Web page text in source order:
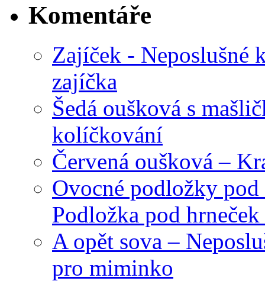
Komentáře
Zajíček - Neposlušné
zajíčka
Šedá oušková s
kolíčkování
Červená oušková –
Ovocné podložky
Podložka pod
A opět sova –
pro miminko